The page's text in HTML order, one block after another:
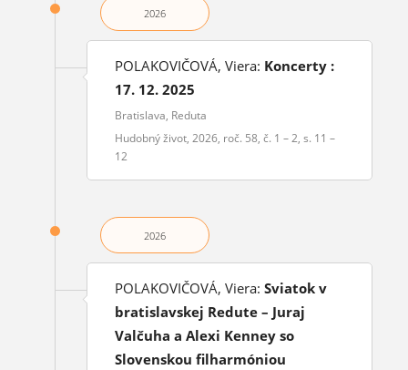
2026
POLAKOVIČOVÁ, Viera: Koncerty :
17. 12. 2025
Bratislava, Reduta
Hudobný život, 2026, roč. 58, č. 1 – 2, s. 11 –
12
2026
POLAKOVIČOVÁ, Viera: Sviatok v
bratislavskej Redute – Juraj
Valčuha a Alexi Kenney so
Slovenskou filharmóniou